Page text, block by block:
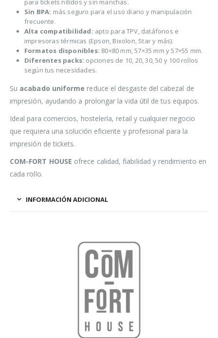
para tickets nítidos y sin manchas.
Sin BPA: más seguro para el uso diario y manipulación
frecuente.
Alta compatibilidad: apto para TPV, datáfonos e
impresoras térmicas (Epson, Bixolon, Star y más).
Formatos disponibles: 80×80 mm, 57×35 mm y 57×55 mm.
Diferentes packs: opciones de 10, 20, 30, 50 y 100 rollos
según tus necesidades.
Su acabado uniforme reduce el desgaste del cabezal de
impresión, ayudando a prolongar la vida útil de tus equipos.
Ideal para comercios, hostelería, retail y cualquier negocio
que requiera una solución eficiente y profesional para la
impresión de tickets.
COM-FORT HOUSE ofrece calidad, fiabilidad y rendimiento en
cada rollo.
INFORMACIÓN ADICIONAL